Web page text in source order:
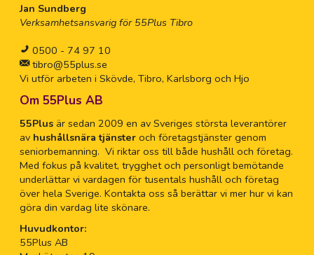
Jan Sundberg
Verksamhetsansvarig för 55Plus Tibro
0500 - 74 97 10
tibro@55plus.se
Vi utför arbeten i Skövde, Tibro, Karlsborg och Hjo
Om 55Plus AB
55Plusär sedan 2009 en av Sveriges största leverantörer
av hushållsnära tjänsteroch företagstjänster genom
seniorbemanning. Vi riktar oss till både hushåll och företag.
Med fokus på kvalitet, trygghet och personligt bemötande
underlättar vi vardagen för tusentals hushåll och företag
över hela Sverige. Kontakta oss så berättar vi mer hur vi kan
göra din vardag lite skönare.
Huvudkontor:
55Plus AB